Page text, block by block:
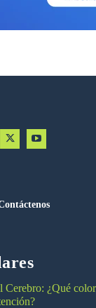
Cerebro: ¿Qué